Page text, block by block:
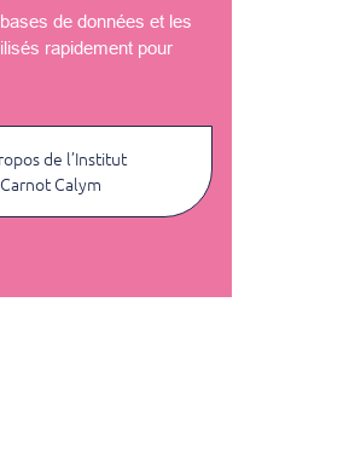
de données et les
rapidement pour
de l’Institut
Carnot Calym